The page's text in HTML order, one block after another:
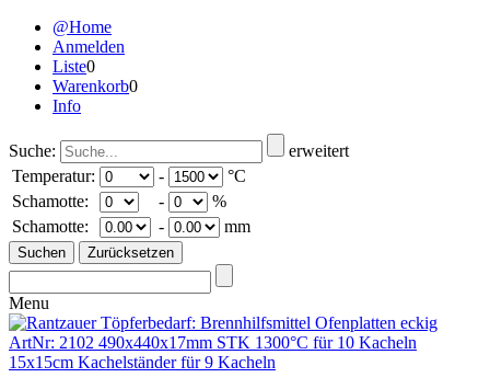
@Home
Anmelden
Liste0
Warenkorb0
Info
Suche:
erweitert
Temperatur:
-
°C
Schamotte:
-
%
Schamotte:
- mm
Menu